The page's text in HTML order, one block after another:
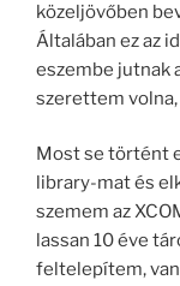
közeljövőben
Általában ez az
eszembe jutnak
szerettem
Most se történt
library-mat és
szemem az
lassan 10 éve
feltelepítem,